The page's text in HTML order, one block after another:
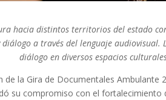
hacia distintos territorios del estado
a través del lenguaje
diálogo en diversos espacios
de la Gira de Documentales Ambulante
su compromiso con el